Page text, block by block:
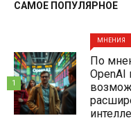
САМОЕ ПОПУЛЯРНОЕ
МНЕНИЯ
По
OpenAI
1